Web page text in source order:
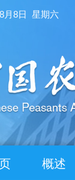
月8日 星期六
概述